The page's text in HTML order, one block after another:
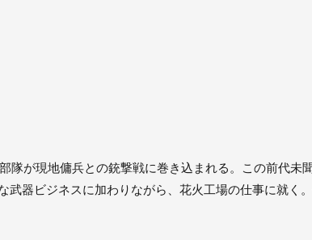
隊が現地傭兵との銃撃戦に巻き込まれる。この前代未
器ビジネスに加わりながら、花⽕⼯場の仕事に就く